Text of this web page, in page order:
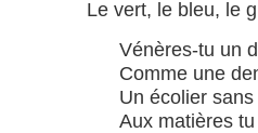
Le vert, le bleu, le
Vénères-tu un
Comme une
Un écolier
Aux matières